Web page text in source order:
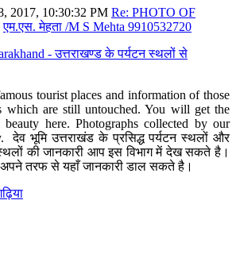
2017, 10:30:32 PM Re: PHOTO OF
एम.एस. मेहता /M S Mehta 9910532720
- उत्तराखण्ड के पर्यटन स्थलों से
tourist places and information of those
which are still untouched. You will get the
here. Photographs collected by our
देव भूमि उत्तराखंड के प्रसिद्ध पर्यटन स्थलों और
की जानकारी आप इस विभाग में देख सकते है।
तरफ से यहाँ जानकारी डाल सकते है।